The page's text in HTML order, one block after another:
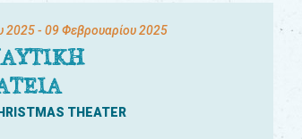
2025- 09 Φεβρουαρίου 2025
THEATER